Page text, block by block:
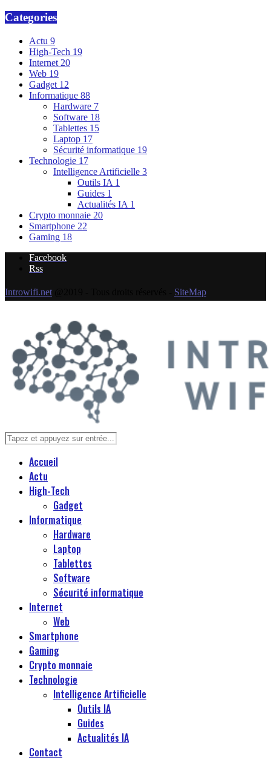
Categories
Actu 9
High-Tech 19
Internet 20
Web 19
Gadget 12
Informatique 88
Hardware 7
Software 18
Tablettes 15
Laptop 17
Sécurité informatique 19
Technologie 17
Intelligence Artificielle 3
Outils IA 1
Guides 1
Actualités IA 1
Crypto monnaie 20
Smartphone 22
Gaming 18
Facebook
Rss
Introwifi.net SiteMap
Accueil
Actu
High-Tech
Gadget
Informatique
Hardware
Laptop
Tablettes
Software
Sécurité informatique
Internet
Web
Smartphone
Gaming
Crypto monnaie
Technologie
Intelligence Artificielle
Outils IA
Guides
Actualités IA
Contact